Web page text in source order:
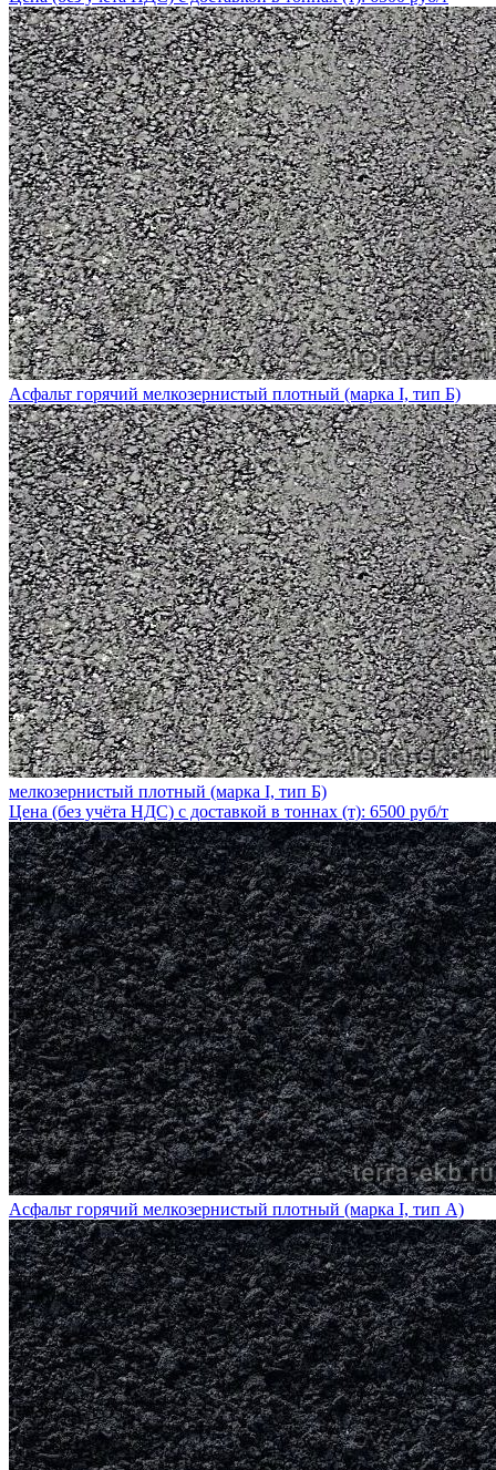
Асфальт горячий мелкозернистый плотный (марка I, тип Б)
мелкозернистый плотный (марка I, тип Б)
Цена (без учёта НДС) с доставкой в тоннах (т): 6500 руб/т
Асфальт горячий мелкозернистый плотный (марка I, тип А)